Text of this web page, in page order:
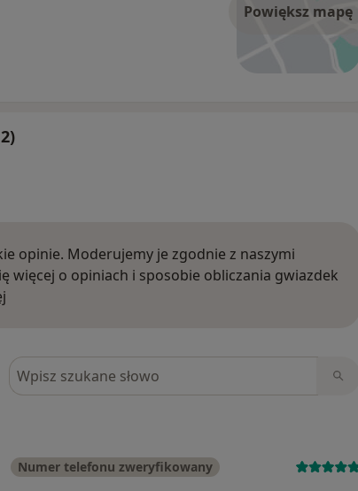
Powiększ mapę
opinie. Moderujemy je zgodnie z naszymi
więcej o opiniach i sposobie obliczania gwiazdek
Szukaj w opiniach
Numer telefonu zweryfikowany